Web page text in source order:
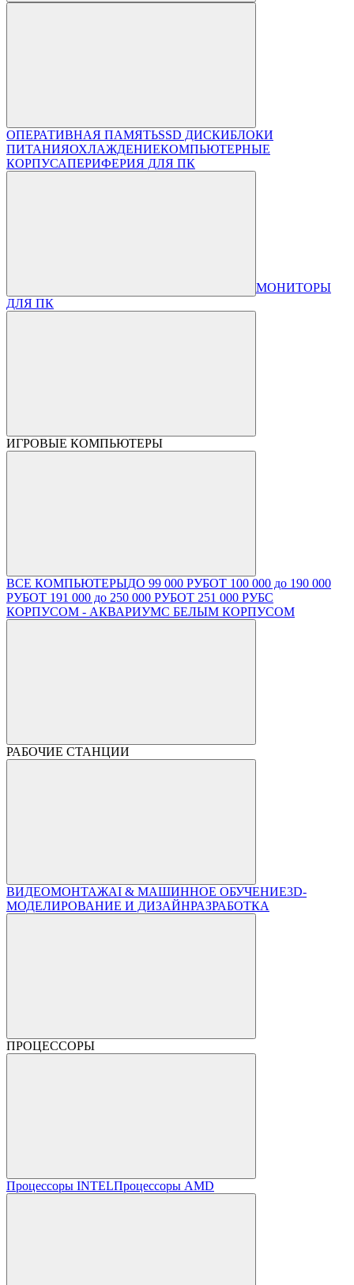
ОПЕРАТИВНАЯ ПАМЯТЬSSD ДИСКИБЛОКИ
ПИТАНИЯОХЛАЖДЕНИЕКОМПЬЮТЕРНЫЕ
КОРПУСАПЕРИФЕРИЯ ДЛЯ ПК
МОНИТОРЫ
ДЛЯ ПК
ИГРОВЫЕ КОМПЬЮТЕРЫ
ВСЕ КОМПЬЮТЕРЫДО 99 000 РУБОТ 100 000 до 190 000
РУБОТ 191 000 до 250 000 РУБОТ 251 000 РУБС
КОРПУСОМ - АКВАРИУМС БЕЛЫМ КОРПУСОМ
РАБОЧИЕ СТАНЦИИ
ВИДЕОМОНТАЖAI & МАШИННОЕ ОБУЧЕНИЕ3D-
МОДЕЛИРОВАНИЕ И ДИЗАЙНРАЗРАБОТКА
ПРОЦЕССОРЫ
Процессоры INTELПроцессоры AMD